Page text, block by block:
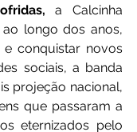
a Calcinha
ao longo dos anos,
conquistar novos
sociais, a banda
projeção nacional,
que passaram a
eternizados pelo